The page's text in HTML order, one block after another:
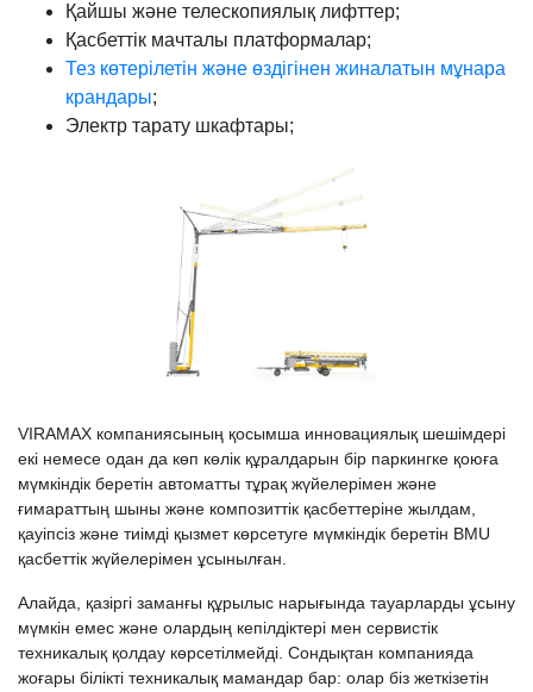
Қайшы және телескопиялық лифттер;
Қасбеттік мачталы платформалар;
Тез көтерілетін және өздігінен жиналатын мұнара
крандары;
Электр тарату шкафтары;
VIRAMAX компаниясының қосымша инновациялық шешімдері
екі немесе одан да көп көлік құралдарын бір паркингке қоюға
мүмкіндік беретін автоматты тұрақ жүйелерімен және
ғимараттың шыны және композиттік қасбеттеріне жылдам,
қауіпсіз және тиімді қызмет көрсетуге мүмкіндік беретін BMU
қасбеттік жүйелерімен ұсынылған.
Алайда, қазіргі заманғы құрылыс нарығында тауарларды ұсыну
мүмкін емес және олардың кепілдіктері мен сервистік
техникалық қолдау көрсетілмейді. Сондықтан компанияда
жоғары білікті техникалық мамандар бар: олар біз жеткізетін